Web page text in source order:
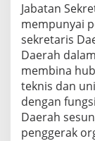
Jabatan
mempunyai
sekretaris
Daerah
membina
teknis dan
dengan
Daerah
penggerak